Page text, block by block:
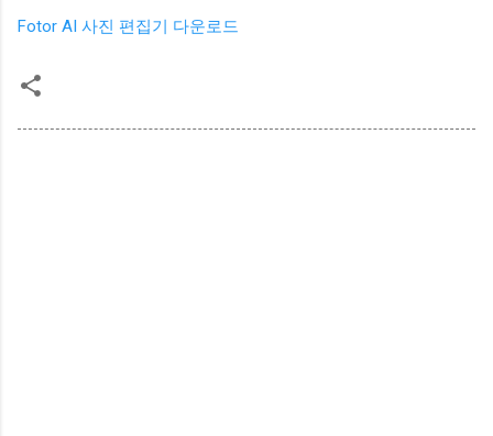
Fotor AI 사진 편집기 다운로드